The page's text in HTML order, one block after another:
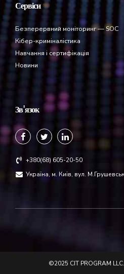
Сервіси
Безперервний моніторинг — SOC
Кібер-криміналістика
Навчання і сертифікація
Новини
Зв'язок
+380(68) 605-20-50
Україна, м. Київ, вул.
©2025 CIT PROGRAM